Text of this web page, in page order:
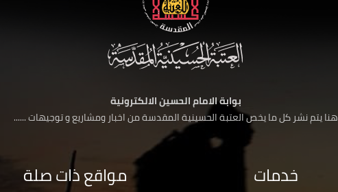
بوابة الامام الحسين الالكترونية
هنا يتم نشر كل ما يخص العتبة الحسينية المقدسة من اخبار ومشاريع و توجيهات ......
خدمات مواقع ذات صلة